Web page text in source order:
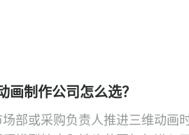
画制作公司怎么选？
部或采购负责人推进三维动画